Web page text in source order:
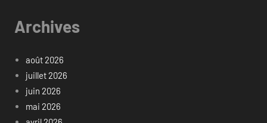
Archives
août 2026
juillet 2026
juin 2026
mai 2026